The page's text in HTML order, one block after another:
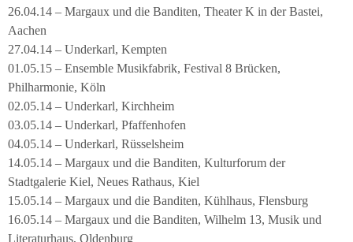
26.04.14 – Margaux und die Banditen, Theater K in der Bastei,
Aachen
27.04.14 – Underkarl, Kempten
01.05.15 – Ensemble Musikfabrik, Festival 8 Brücken,
Philharmonie, Köln
02.05.14 – Underkarl, Kirchheim
03.05.14 – Underkarl, Pfaffenhofen
04.05.14 – Underkarl, Rüsselsheim
14.05.14 – Margaux und die Banditen, Kulturforum der
Stadtgalerie Kiel, Neues Rathaus, Kiel
15.05.14 – Margaux und die Banditen, Kühlhaus, Flensburg
16.05.14 – Margaux und die Banditen, Wilhelm 13, Musik und
Literaturhaus, Oldenburg